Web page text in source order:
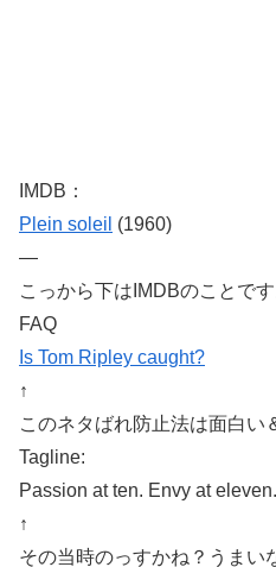
IMDB：
Plein soleil (1960)
—
こっから下はIMDBのことです
FAQ
Is Tom Ripley caught?
↑
このネタばれ防止法は面白い
Tagline:
Passion at ten. Envy at
↑
その当時のっすかね？うまい